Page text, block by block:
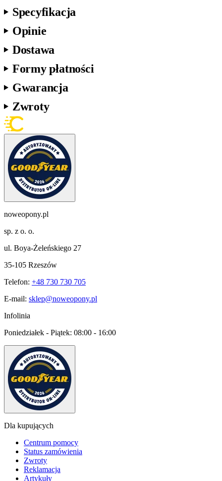
Specyfikacja
Opinie
Dostawa
Formy płatności
Gwarancja
Zwroty
noweopony.pl
sp. z o. o.
ul. Boya-Żeleńskiego 27
35-105 Rzeszów
Telefon: +48 730 730 705
E-mail: sklep@noweopony.pl
Infolinia
Poniedziałek - Piątek: 08:00 - 16:00
Dla kupujących
Centrum pomocy
Status zamówienia
Zwroty
Reklamacja
Artykuły